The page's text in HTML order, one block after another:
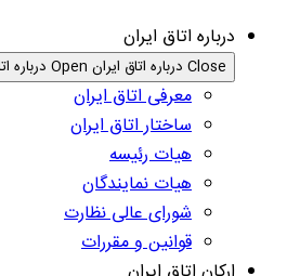
درباره اتاق ایران
Close درباره اتاق ایران Open درباره اتاق ایران
معرفی اتاق ایران
ساختار اتاق ایران
هیات رئیسه
هیات نمایندگان
شورای عالی نظارت
قوانین و مقررات